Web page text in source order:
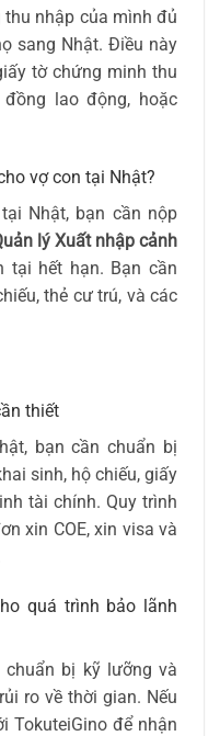
thu nhập của mình đủ
sang Nhật. Điều này
tờ chứng minh thu
lao động, hoặc
vợ con tại Nhật?
Nhật, bạn cần nộp
lý Xuất nhập cảnh
hết hạn. Bạn cần
thẻ cư trú, và các
thiết
bạn cần chuẩn bị
sinh, hộ chiếu, giấy
tài chính. Quy trình
xin COE, xin visa và
quá trình bảo lãnh
chuẩn bị kỹ lưỡng và
ro về thời gian. Nếu
TokuteiGino để nhận